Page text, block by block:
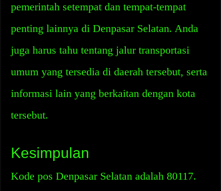
pemerintah setempat dan tempat-tempat
penting lainnya di Denpasar Selatan. Anda
juga harus tahu tentang jalur transportasi
umum yang tersedia di daerah tersebut, serta
informasi lain yang berkaitan dengan kota
tersebut.
Kesimpulan
Kode pos Denpasar Selatan adalah 80117.